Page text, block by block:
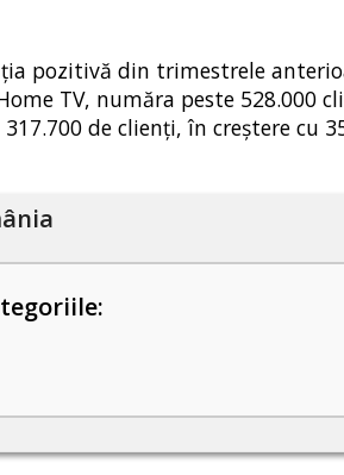
pozitivă din trimestrele
TV, număra peste 528.000
de clienți, în creștere cu